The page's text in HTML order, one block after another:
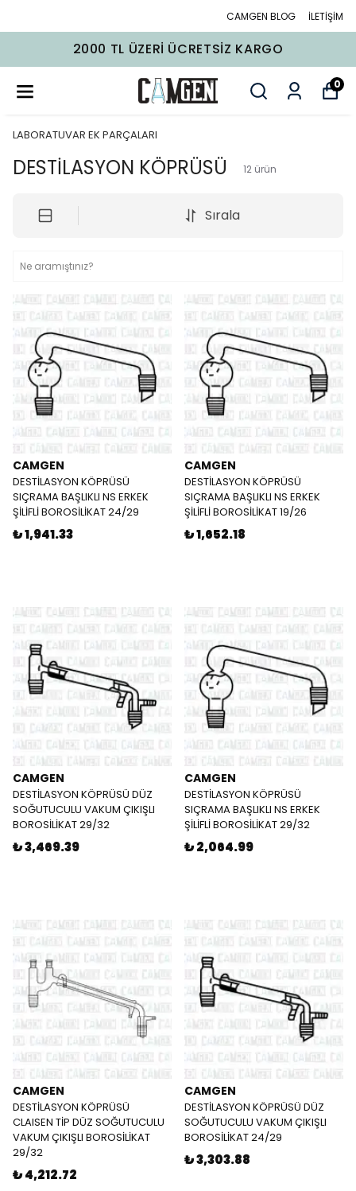
CAMGEN BLOG İLETİŞİM
2000 TL ÜZERI ÜCRETSIZ KARGO
0
LABORATUVAR EK PARÇALARI
DESTİLASYON KÖPRÜSÜ 12 ürün
Sırala
CAMGEN
DESTİLASYON KÖPRÜSÜ
SIÇRAMA BAŞLIKLI NS ERKEK
ŞİLİFLİ BOROSİLİKAT 24/29
₺ 1,941.33
CAMGEN
DESTİLASYON KÖPRÜSÜ
SIÇRAMA BAŞLIKLI NS ERKEK
ŞİLİFLİ BOROSİLİKAT 19/26
₺ 1,652.18
CAMGEN
DESTİLASYON KÖPRÜSÜ DÜZ
SOĞUTUCULU VAKUM ÇIKIŞLI
BOROSİLİKAT 29/32
₺ 3,469.39
CAMGEN
DESTİLASYON KÖPRÜSÜ
SIÇRAMA BAŞLIKLI NS ERKEK
ŞİLİFLİ BOROSİLİKAT 29/32
₺ 2,064.99
CAMGEN
DESTİLASYON KÖPRÜSÜ
CLAISEN TİP DÜZ SOĞUTUCULU
VAKUM ÇIKIŞLI BOROSİLİKAT
29/32
₺ 4,212.72
CAMGEN
DESTİLASYON KÖPRÜSÜ DÜZ
SOĞUTUCULU VAKUM ÇIKIŞLI
BOROSİLİKAT 24/29
₺ 3,303.88